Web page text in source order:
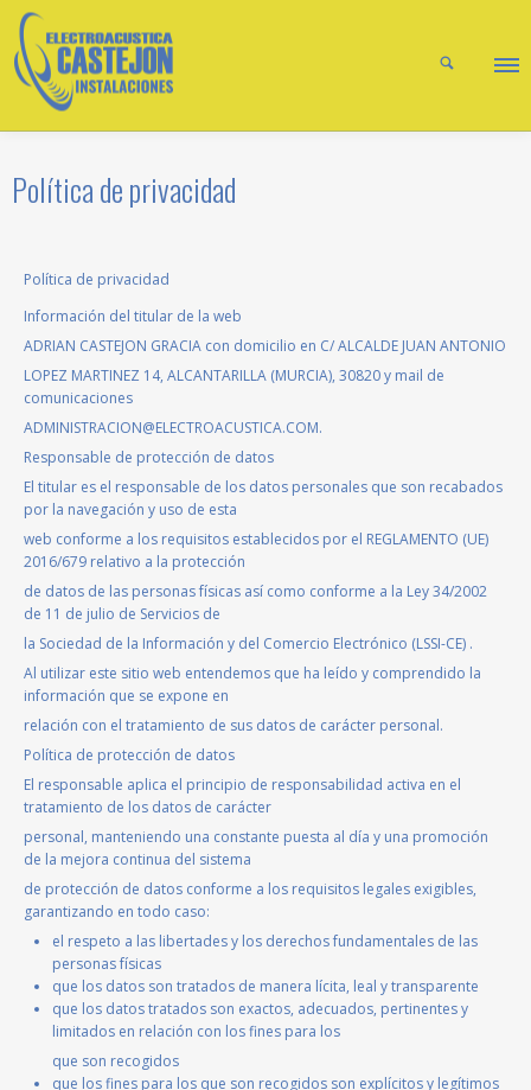
Política de privacidad
Política de privacidad
Información del titular de la web
ADRIAN CASTEJON GRACIA con domicilio en C/ ALCALDE JUAN ANTONIO
LOPEZ MARTINEZ 14, ALCANTARILLA (MURCIA), 30820 y mail de
comunicaciones
ADMINISTRACION@ELECTROACUSTICA.COM.
Responsable de protección de datos
El titular es el responsable de los datos personales que son recabados
por la navegación y uso de esta
web conforme a los requisitos establecidos por el REGLAMENTO (UE)
2016/679 relativo a la protección
de datos de las personas físicas así como conforme a la Ley 34/2002
de 11 de julio de Servicios de
la Sociedad de la Información y del Comercio Electrónico (LSSI-CE) .
Al utilizar este sitio web entendemos que ha leído y comprendido la
información que se expone en
relación con el tratamiento de sus datos de carácter personal.
Política de protección de datos
El responsable aplica el principio de responsabilidad activa en el
tratamiento de los datos de carácter
personal, manteniendo una constante puesta al día y una promoción
de la mejora continua del sistema
de protección de datos conforme a los requisitos legales exigibles,
garantizando en todo caso:
el respeto a las libertades y los derechos fundamentales de las
personas físicas
que los datos son tratados de manera lícita, leal y transparente
que los datos tratados son exactos, adecuados, pertinentes y
limitados en relación con los fines para los
que son recogidos
que los fines para los que son recogidos son explícitos y legítimos